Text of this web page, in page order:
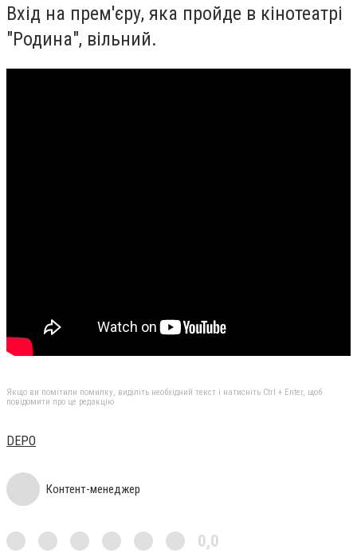
Вхід на прем'єру, яка пройде в кінотеатрі
"Родина", вільний.
Якщо ви помітили помилку, виділіть необхідний текст і натисніть Ctrl + Enter, щоб
повідомити про це редакцію
DEPO
Контент-менеджер
0,0